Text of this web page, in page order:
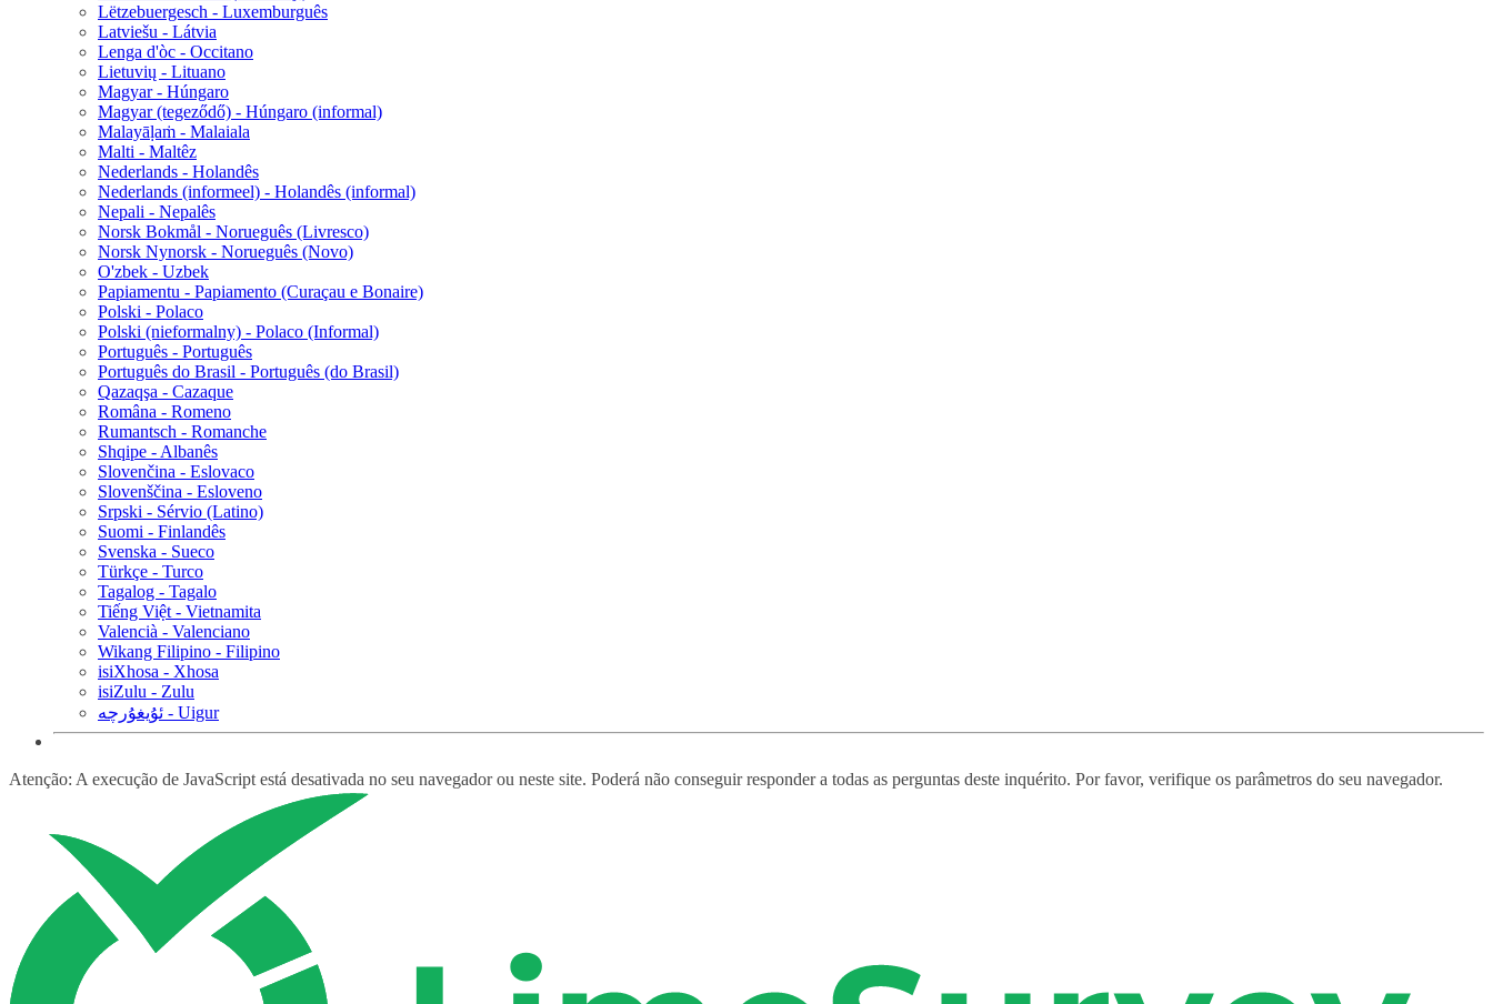
Lëtzebuergesch - Luxemburguês
Latviešu - Látvia
Lenga d'òc - Occitano
Lietuvių - Lituano
Magyar - Húngaro
Magyar (tegeződő) - Húngaro (informal)
Malayāḷaṁ - Malaiala
Malti - Maltêz
Nederlands - Holandês
Nederlands (informeel) - Holandês (informal)
Nepali - Nepalês
Norsk Bokmål - Norueguês (Livresco)
Norsk Nynorsk - Norueguês (Novo)
O'zbek - Uzbek
Papiamentu - Papiamento (Curaçau e Bonaire)
Polski - Polaco
Polski (nieformalny) - Polaco (Informal)
Português - Português
Português do Brasil - Português (do Brasil)
Qazaqşa - Cazaque
Româna - Romeno
Rumantsch - Romanche
Shqipe - Albanês
Slovenčina - Eslovaco
Slovenščina - Esloveno
Srpski - Sérvio (Latino)
Suomi - Finlandês
Svenska - Sueco
Türkçe - Turco
Tagalog - Tagalo
Tiếng Việt - Vietnamita
Valencià - Valenciano
Wikang Filipino - Filipino
isiXhosa - Xhosa
isiZulu - Zulu
ئۇيغۇرچە - Uigur
Atenção: A execução de JavaScript está desativada no seu navegador ou neste site. Poderá não conseguir responder a todas as perguntas deste inquérito. Por favor, verifique os parâmetros do seu navegador.